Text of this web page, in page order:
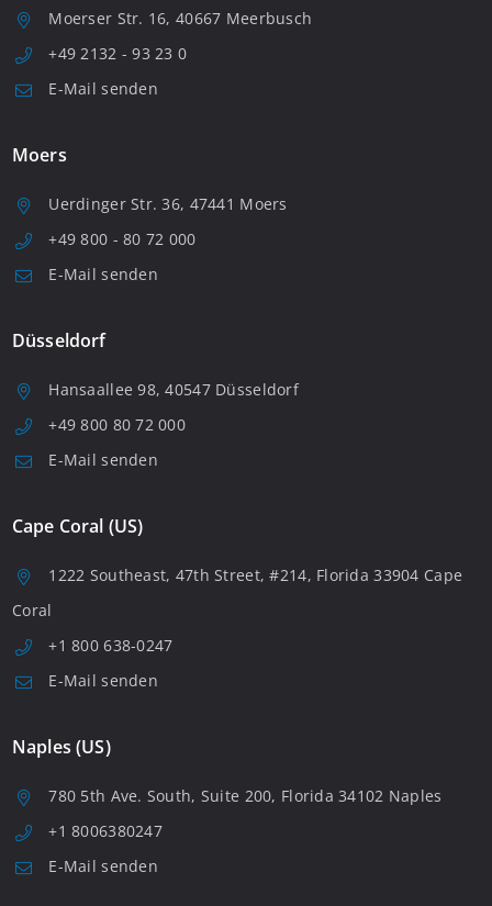
Moerser Str. 16, 40667 Meerbusch
+49 2132 - 93 23 0
E-Mail senden
Moers
Uerdinger Str. 36, 47441 Moers
+49 800 - 80 72 000
E-Mail senden
Düsseldorf
Hansaallee 98, 40547 Düsseldorf
+49 800 80 72 000
E-Mail senden
Cape Coral (US)
1222 Southeast, 47th Street, #214, Florida 33904 Cape
Coral
+1 800 638-0247
E-Mail senden
Naples (US)
780 5th Ave. South, Suite 200, Florida 34102 Naples
+1 8006380247
E-Mail senden